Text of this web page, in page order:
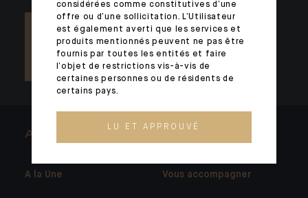
ARCHITECTS OF WEALTH
A la Une Vous accompagner
considérées comme constitutives d’une
offre ou d’une sollicitation. L’Utilisateur
est également averti que les services et
produits mentionnés peuvent ne pas être
fournis par toutes les entités et faire
l’objet de restrictions vis-à-vis de
certaines personnes ou de résidents de
certains pays.
LU ET APPROUVÉ